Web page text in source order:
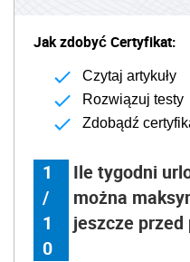
Jak zdobyć Certyfikat:
Czytaj artykuły
Rozwiązuj testy
Zdobądź
1
/
1
0
Ile tygodni
można
jeszcze przed